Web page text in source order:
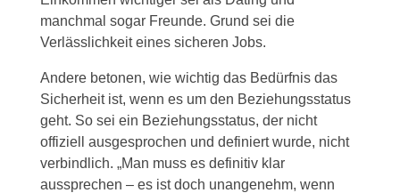
manchmal sogar Freunde. Grund sei die
Verlässlichkeit eines sicheren Jobs.
Andere betonen, wie wichtig das Bedürfnis das
Sicherheit ist, wenn es um den Beziehungsstatus
geht. So sei ein Beziehungsstatus, der nicht
offiziell ausgesprochen und definiert wurde, nicht
verbindlich. „Man muss es definitiv klar
aussprechen – es ist doch unangenehm, wenn